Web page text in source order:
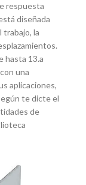
respuesta
diseñada
trabajo, la
hasta 13.a
una
aplicaciones,
te dicte el
de